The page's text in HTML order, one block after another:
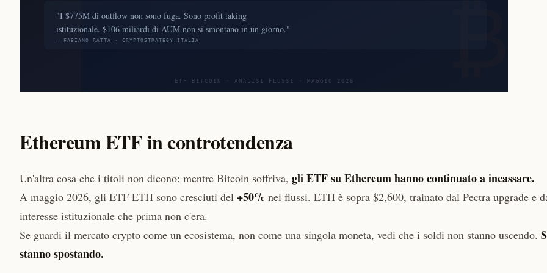
Ethereum ETF in controtendenza
Un'altra cosa che i titoli non dicono: mentre Bitcoin soffriva, gli ETF su Ethereum hanno continuato a incassare.
A maggio 2026, gli ETF ETH sono cresciuti del +50% nei flussi. ETH è sopra $2,600, trainato dal Pectra upgrade e
interesse istituzionale che prima non c'era.
Se guardi il mercato crypto come un ecosistema, non come una singola moneta, vedi che i soldi non stanno uscendo.
stanno spostando.